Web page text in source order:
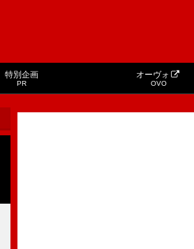
特別企画
PR
オーヴォ
OVO